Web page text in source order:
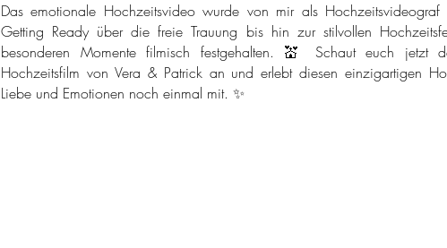
Das emotionale Hochzeitsvideo wurde von mir als Hochzeitsvideograf
Getting Ready über die freie Trauung bis hin zur stilvollen
besonderen Momente filmisch festgehalten. 💒 Schaut euch jetzt
Hochzeitsfilm von Vera & Patrick an und erlebt diesen einzigartigen
Liebe und Emotionen noch einmal mit. ✨